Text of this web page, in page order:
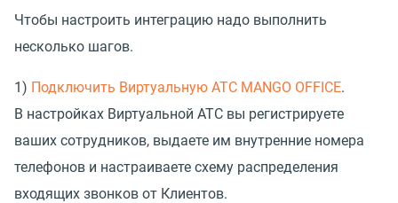
Чтобы настроить интеграцию надо выполнить
несколько шагов.
1) Подключить Виртуальную АТС MANGO OFFICE.
В настройках Виртуальной АТС вы регистрируете
ваших сотрудников, выдаете им внутренние номера
телефонов и настраиваете схему распределения
входящих звонков от Клиентов.